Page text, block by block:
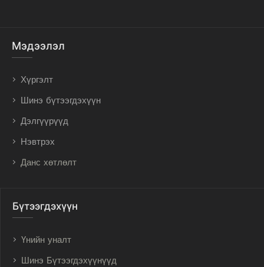
Мэдээлэл
Хүргэлт
Шинэ бүтээгдэхүүн
Дэлгүүрүүд
Нэвтрэх
Данс хөтлөлт
Бүтээгдэхүүн
Үнийн уналт
Шинэ Бүтээгдэхүүнүүд